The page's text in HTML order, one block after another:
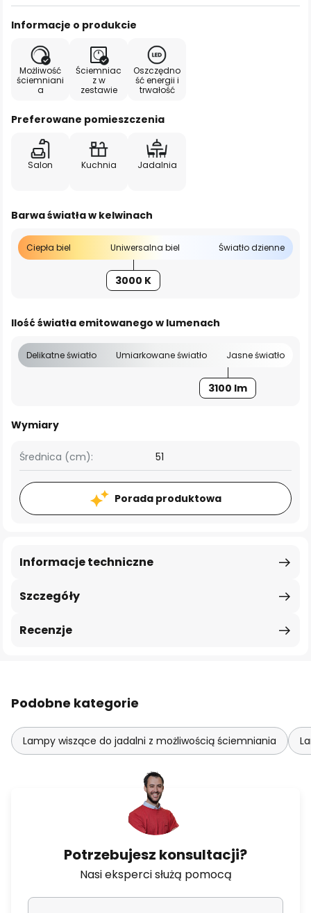
Informacje o produkcie
Możliwość
ściemniani
a
Ściemniac
z w
zestawie
Oszczędno
ść energii i
trwałość
Preferowane pomieszczenia
Salon Kuchnia Jadalnia
Barwa światła w kelwinach
Ciepła biel Uniwersalna biel Światło dzienne
3000 K
Ilość światła emitowanego w lumenach
Delikatne światło Umiarkowane światło Jasne światło
3100 lm
Wymiary
Średnica (cm): 51
Porada produktowa
Szczegóły
Informacje techniczne
Recenzje
Podobne kategorie
Lampy wiszące do jadalni z możliwością ściemniania
Potrzebujesz konsultacji?
Nasi eksperci służą pomocą